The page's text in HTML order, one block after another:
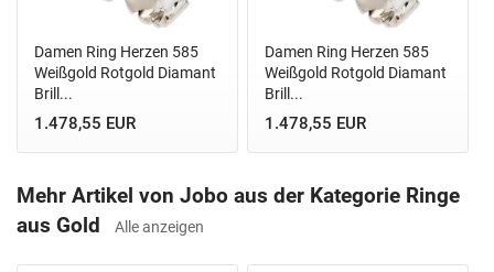
Damen Ring Herzen 585
Weißgold Rotgold Diamant
Brill...
1.478,55 EUR
Damen Ring Herzen 585
Weißgold Rotgold Diamant
Brill...
1.478,55 EUR
Mehr Artikel von Jobo aus der Kategorie Ringe
aus Gold
Alle anzeigen